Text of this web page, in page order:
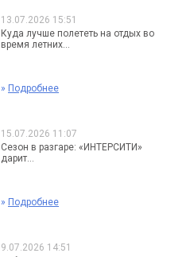
13.07.2026 15:51
Куда лучше полететь на отдых во
время летних...
» Подробнее
15.07.2026 11:07
Сезон в разгаре: «ИНТЕРСИТИ»
дарит...
» Подробнее
9.07.2026 14:51